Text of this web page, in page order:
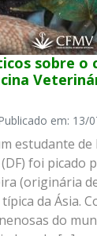
sobre o
em: 13/
estudante de
foi picado
(originária
da Ásia.
do